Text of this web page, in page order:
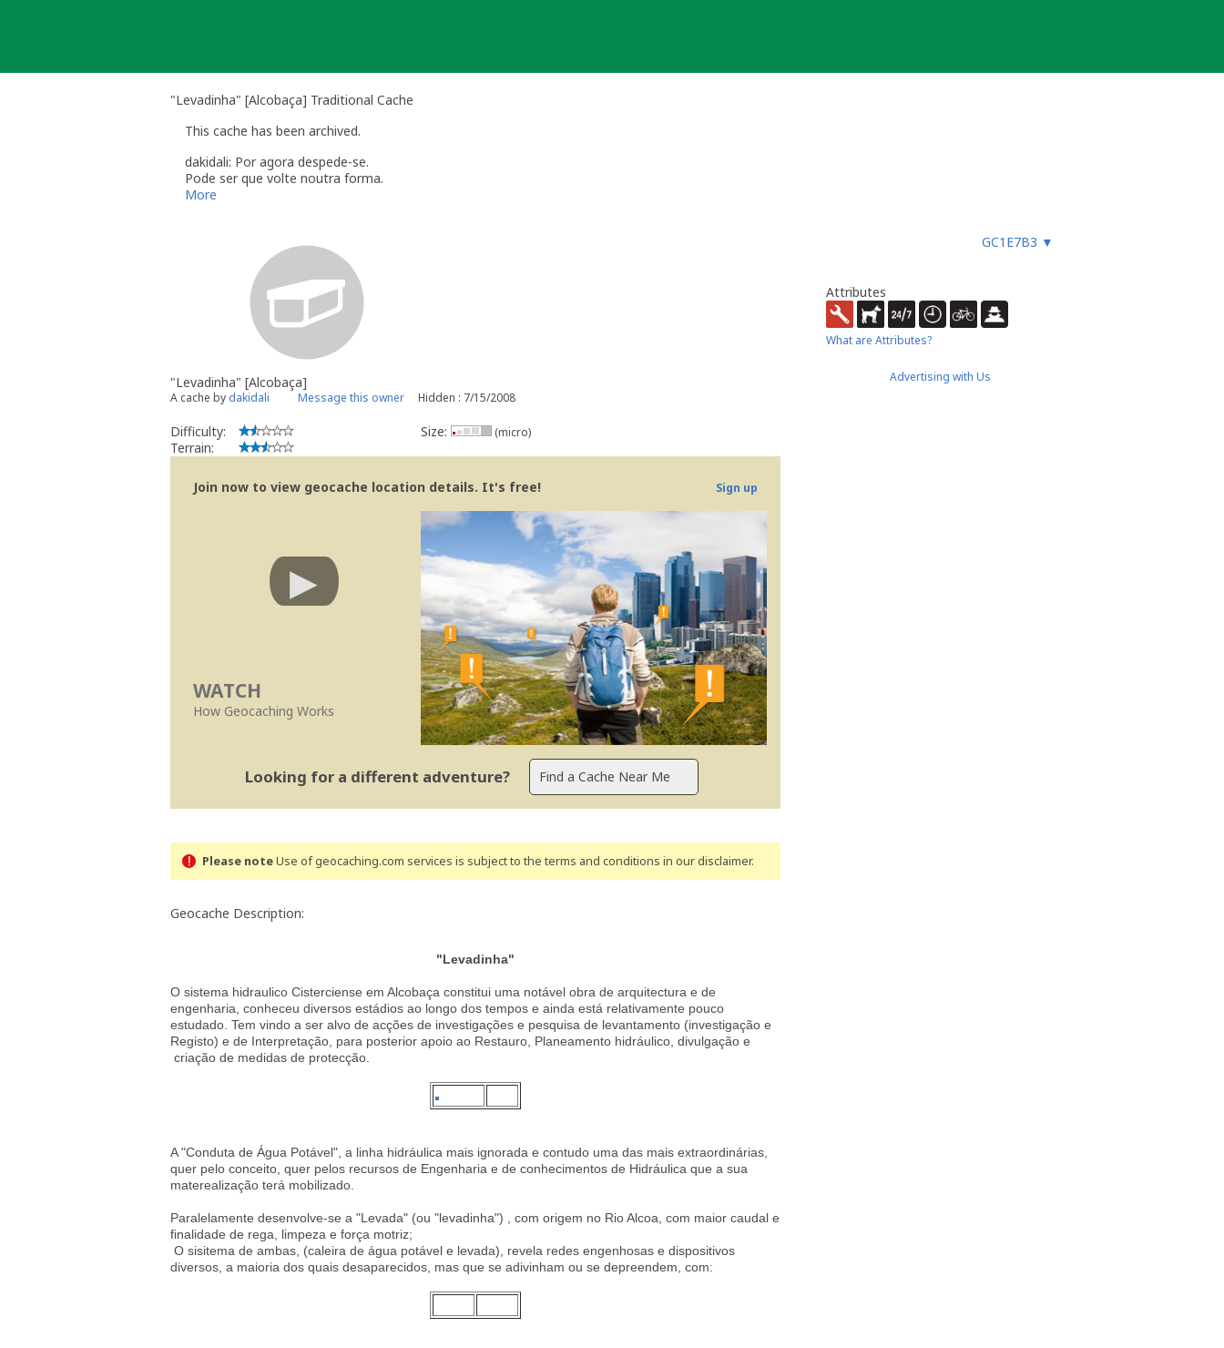
"Levadinha" [Alcobaça] Traditional Cache
This cache has been archived.
dakidali: Por agora despede-se.
Pode ser que volte noutra forma.
More
GC1E7B3 ▼
"Levadinha" [Alcobaça]
A cache by dakidali Message this owner Hidden : 7/15/2008
Difficulty:
Terrain:
Size: (micro)
Join now to view geocache location details. It's free! Sign up
WATCH
How Geocaching Works
Looking for a different adventure?
Please noteUse of geocaching.com services is subject to the terms and conditions in our disclaimer.
Geocache Description:
"Levadinha"
O sistema hidraulico Cisterciense em Alcobaça constitui uma notável obra de arquitectura e de
engenharia, conheceu diversos estádios ao longo dos tempos e ainda está relativamente pouco
estudado. Tem vindo a ser alvo de acções de investigações e pesquisa de levantamento (investigação e
Registo) e de Interpretação, para posterior apoio ao Restauro, Planeamento hidráulico, divulgação e
criação de medidas de protecção.
A "Conduta de Água Potável", a linha hidráulica mais ignorada e contudo uma das mais extraordinárias,
quer pelo conceito, quer pelos recursos de Engenharia e de conhecimentos de Hidráulica que a sua
materealização terá mobilizado.
Paralelamente desenvolve-se a "Levada" (ou "levadinha") , com origem no Rio Alcoa, com maior caudal e
finalidade de rega, limpeza e força motriz;
O sisitema de ambas, (caleira de água potável e levada), revela redes engenhosas e dispositivos
diversos, a maioria dos quais desaparecidos, mas que se adivinham ou se depreendem, com:
Attributes
What are Attributes?
Advertising with Us